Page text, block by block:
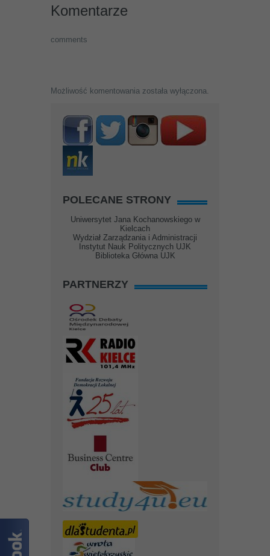
Komentarze
comments
Możliwość komentowania została wyłączona.
POLECANE STRONY
Uniwersytet Jana Kochanowskiego w
Kielcach
Wydział Zarządzania i Administracji
Instytut Nauk Politycznych UJK
Biblioteka Główna UJK
PARTNERZY